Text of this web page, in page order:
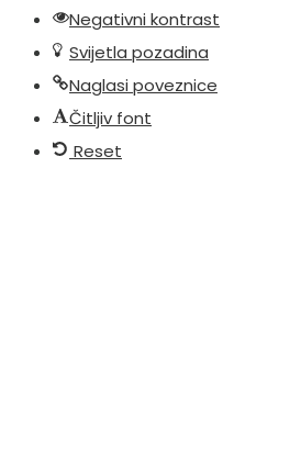
Negativni kontrast
Svijetla pozadina
Naglasi poveznice
Čitljiv font
Reset